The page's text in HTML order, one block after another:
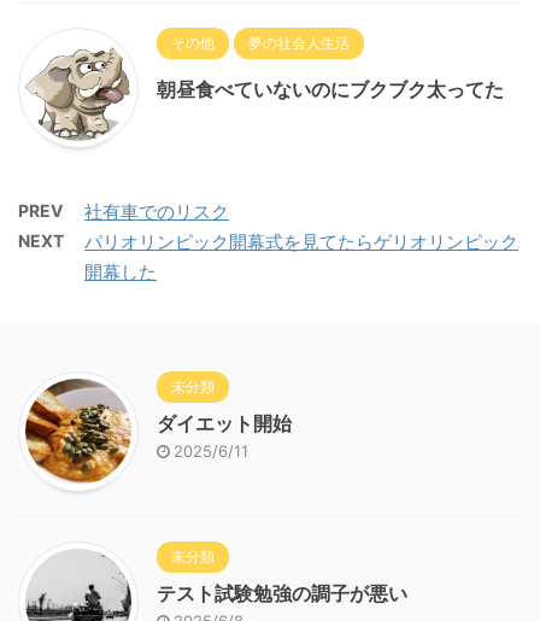
その他 夢の社会人生活
朝昼食べていないのにブクブク太ってた
PREV 社有車でのリスク
NEXT
パリオリンピック開幕式を見てたらゲリオリンピック
開幕した
未分類
ダイエット開始
2025/6/11
未分類
テスト試験勉強の調子が悪い